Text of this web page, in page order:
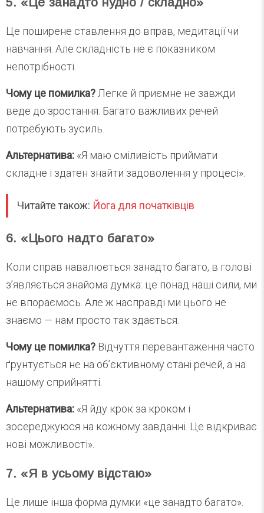
Це поширене ставлення до вправ, медитації чи
навчання. Але складність не є показником
непотрібності.
Чому це помилка? Легке й приємне не завжди
веде до зростання. Багато важливих речей
потребують зусиль.
Альтернатива: «Я маю сміливість приймати
складне і здатен знайти задоволення у процесі».
Читайте також: Йога для початківців
6. «Цього надто багато»
Коли справ навалюється занадто багато, в голові
з’являється знайома думка: це понад наші сили, ми
не впораємось. Але ж насправді ми цього не
знаємо — нам просто так здається.
Чому це помилка? Відчуття перевантаження часто
ґрунтується не на об’єктивному стані речей, а на
нашому сприйнятті.
Альтернатива: «Я йду крок за кроком і
зосереджуюся на кожному завданні. Це відкриває
нові можливості».
7. «Я в усьому відстаю»
Це лише інша форма думки «це занадто багато».